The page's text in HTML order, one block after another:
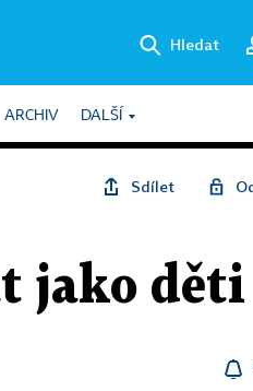
Hledat
ARCHIV DALŠÍ
Sdílet
jako děti